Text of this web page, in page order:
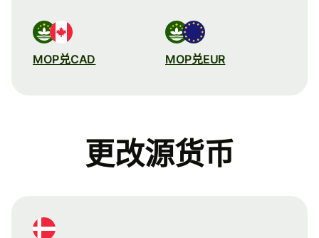
MOP兑CAD MOP兑EUR
更改源货币